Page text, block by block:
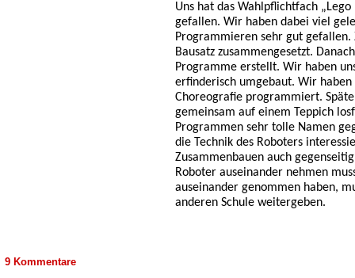
Uns hat das Wahlpflichtfach
gefallen. Wir haben dabei viel
Programmieren sehr gut gefallen.
Bausatz zusammengesetzt.
Programme erstellt. Wir haben
erfinderisch umgebaut. Wir
Choreografie programmiert.
gemeinsam auf einem Teppich
Programmen sehr tolle Namen
die Technik des Roboters
Zusammenbauen auch
Roboter auseinander nehmen
auseinander genommen haben,
anderen Schule weitergeben.
9 Kommentare